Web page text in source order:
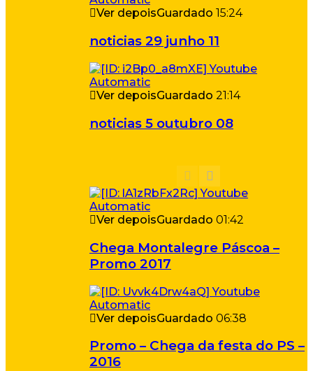
Ver depoisGuardado 15:24
noticias 29 junho 11
Ver depoisGuardado 21:14
noticias 5 outubro 08
Ver depoisGuardado 01:42
Chega Montalegre Páscoa –
Promo 2017
Ver depoisGuardado 06:38
Promo – Chega da festa do PS –
2016